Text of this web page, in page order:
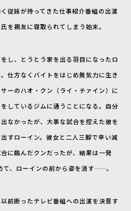
従妹が持ってきた仕事紹介番組の出演
を親友に寝取られてしまう始末。
し、とうとう家を出る羽目になったロ
仕方なくバイトをはじめ無気力に生き
ーのハオ・クン（ライ・チァイン）に
しているジムに通うことになる。自分
なかったが、大事な試合を控えた彼を
すローイン。彼女と二人三脚で辛い減
に臨んだクンだったが、結果は一発
て、ローインの前から姿を消す……。
前断ったテレビ番組への出演を決意す